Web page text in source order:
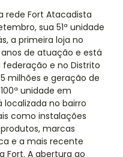
rede Fort Atacadista
sua 51ª unidade
a primeira loja no
de atuação e está
e no Distrito
milhões e geração de
unidade em
localizada no bairro
como instalações
marcas
e a mais recente
Fort. A abertura ao